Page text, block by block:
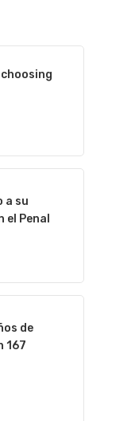
a su
el Penal
de
167